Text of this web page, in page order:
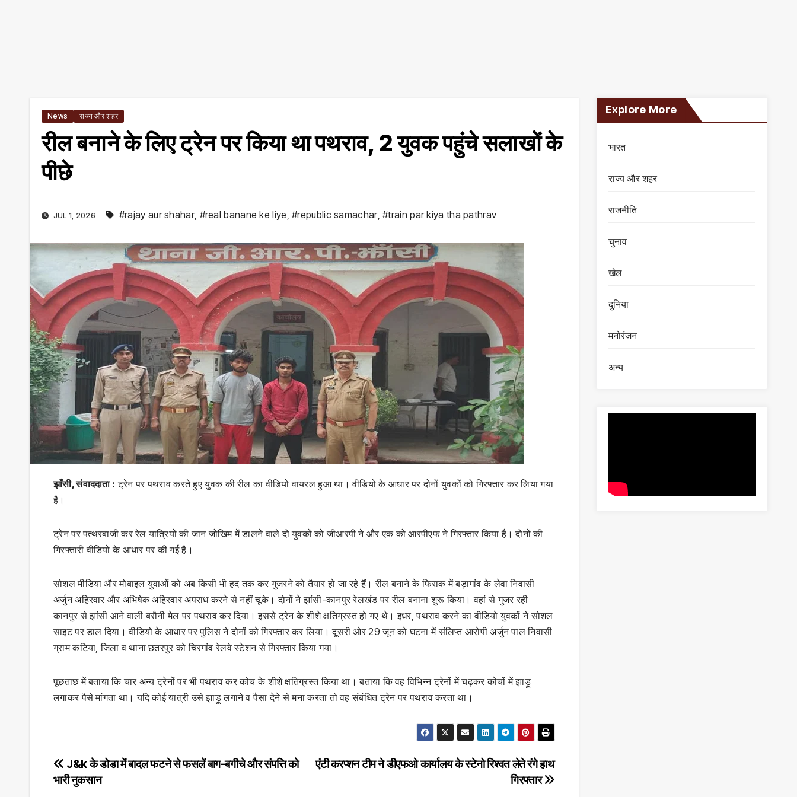
News राज्य और शहर
रील बनाने के लिए ट्रेन पर किया था पथराव, 2 युवक पहुंचे सलाखों के
पीछे
JUL 1, 2026 #rajay aur shahar, #real banane ke liye,#republic samachar,#train par kiya tha pathrav
झाँसी, संवाददाता : ट्रेन पर पथराव करते हुए युवक की रील का वीडियो वायरल हुआ था। वीडियो के आधार पर दोनों युवकों को गिरफ्तार कर लिया गया
है।
ट्रेन पर पत्थरबाजी कर रेल यात्रियों की जान जोखिम में डालने वाले दो युवकों को जीआरपी ने और एक को आरपीएफ ने गिरफ्तार किया है। दोनों की
गिरफ्तारी वीडियो के आधार पर की गई है।
सोशल मीडिया और मोबाइल युवाओं को अब किसी भी हद तक कर गुजरने को तैयार हो जा रहे हैं। रील बनाने के फिराक में बड़ागांव के लेवा निवासी
अर्जुन अहिरवार और अभिषेक अहिरवार अपराध करने से नहीं चूके। दोनों ने झांसी-कानपुर रेलखंड पर रील बनाना शुरू किया। वहां से गुजर रही
कानपुर से झांसी आने वाली बरौनी मेल पर पथराव कर दिया। इससे ट्रेन के शीशे क्षतिग्रस्त हो गए थे। इधर, पथराव करने का वीडियो युवकों ने सोशल
साइट पर डाल दिया। वीडियो के आधार पर पुलिस ने दोनों को गिरफ्तार कर लिया। दूसरी ओर 29 जून को घटना में संलिप्त आरोपी अर्जुन पाल निवासी
ग्राम कटिया, जिला व थाना छतरपुर को चिरगांव रेलवे स्टेशन से गिरफ्तार किया गया।
पूछताछ में बताया कि चार अन्य ट्रेनों पर भी पथराव कर कोच के शीशे क्षतिग्रस्त किया था। बताया कि वह विभिन्न ट्रेनों में चढ़कर कोचों में झाड़ू
लगाकर पैसे मांगता था। यदि कोई यात्री उसे झाड़ू लगाने व पैसा देने से मना करता तो वह संबंधित ट्रेन पर पथराव करता था।
Post
एंटी करप्शन टीम ने डीएफओ कार्यालय के स्टेनो रिश्वत लेते रंगे हाथ
गिरफ्तार
J&k के डोडा में बादल फटने से फसलें बाग-बगीचे और संपत्ति को
भारी नुकसान
Explore More
भारत
राज्य और शहर
राजनीति
चुनाव
खेल
दुनिया
मनोरंजन
अन्य